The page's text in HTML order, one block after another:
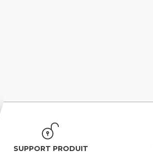
SUPPORT PRODUIT